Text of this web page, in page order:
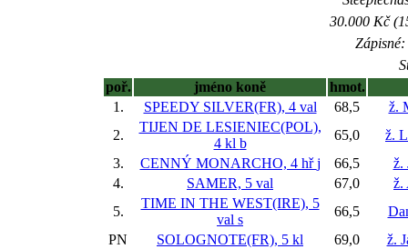
30.000 Kč
poř.
jméno koně
hmot.
1.
SPEEDY SILVER(FR), 4 val 68,5
ž.
2.
TIJEN DE LESIENIEC(POL),
4 kl b
65,0
ž.
3.
CENNÝ MONARCHO, 4 hřj 66,5
ž.
4.
SAMER, 5 val 67,0
ž.
5.
TIME IN THE WEST(IRE), 5
val s
66,5
PN
SOLOGNOTE(FR), 5 kl 69,0
ž.